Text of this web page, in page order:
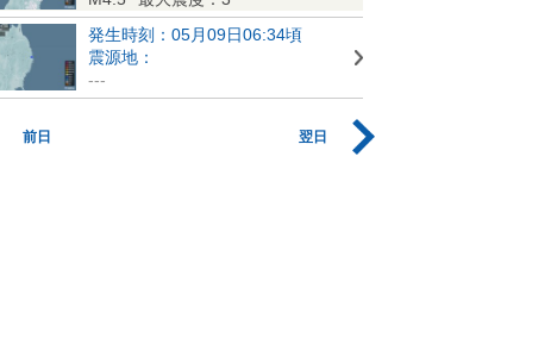
発生時刻：05月09日06:34頃
震源地：
---
前日 翌日